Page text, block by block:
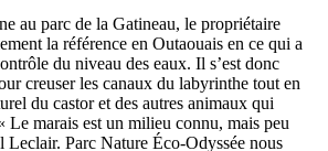
au parc de la Gatineau, le propriétaire
la référence en Outaouais en ce qui a
du niveau des eaux. Il s’est donc
creuser les canaux du labyrinthe tout en
du castor et des autres animaux qui
Le marais est un milieu connu, mais peu
Leclair. Parc Nature Éco-Odyssée nous